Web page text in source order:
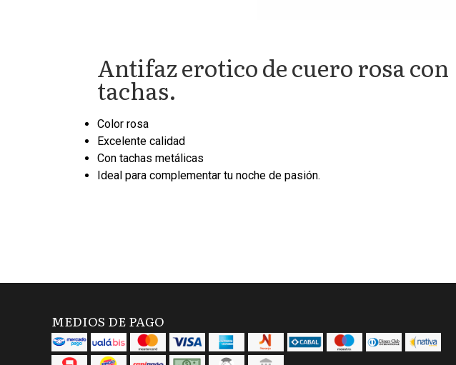
Antifaz erotico de cuero rosa con
tachas.
Color rosa
Excelente calidad
Con tachas metálicas
Ideal para complementar tu noche de pasión.
MEDIOS DE PAGO